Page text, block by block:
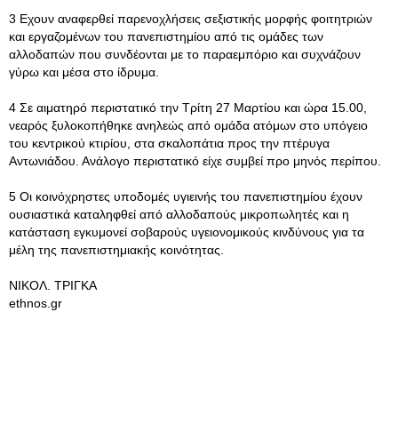
3 Εχουν αναφερθεί παρενοχλήσεις σεξιστικής μορφής φοιτητριών
και εργαζομένων του πανεπιστημίου από τις ομάδες των
αλλοδαπών που συνδέονται με το παραεμπόριο και συχνάζουν
γύρω και μέσα στο ίδρυμα.
4 Σε αιματηρό περιστατικό την Τρίτη 27 Μαρτίου και ώρα 15.00,
νεαρός ξυλοκοπήθηκε ανηλεώς από ομάδα ατόμων στο υπόγειο
του κεντρικού κτιρίου, στα σκαλοπάτια προς την πτέρυγα
Αντωνιάδου. Ανάλογο περιστατικό είχε συμβεί προ μηνός περίπου.
5 Οι κοινόχρηστες υποδομές υγιεινής του πανεπιστημίου έχουν
ουσιαστικά καταληφθεί από αλλοδαπούς μικροπωλητές και η
κατάσταση εγκυμονεί σοβαρούς υγειονομικούς κινδύνους για τα
μέλη της πανεπιστημιακής κοινότητας.
ΝΙΚΟΛ. ΤΡΙΓΚΑ
ethnos.gr